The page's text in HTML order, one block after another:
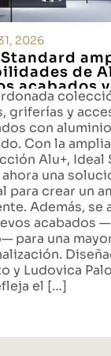
2026
de
acabados
integral
griferías y
con
Con la
Alu+, Ideal
una
para crear un
Además, se
acabados
para una
y Ludovica
el […]